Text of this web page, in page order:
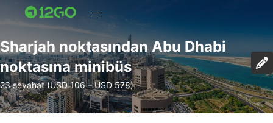
Sharjah noktasından Abu Dhabi
noktasına minibüs
23 seyahat (USD 106 – USD 578)